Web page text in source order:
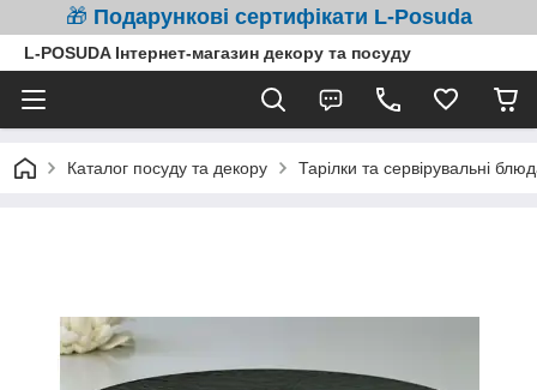
🎁 Подарункові сертифікати L-Posuda
L-POSUDA Інтернет-магазин декору та посуду
Каталог посуду та декору Тарілки та сервірувальні